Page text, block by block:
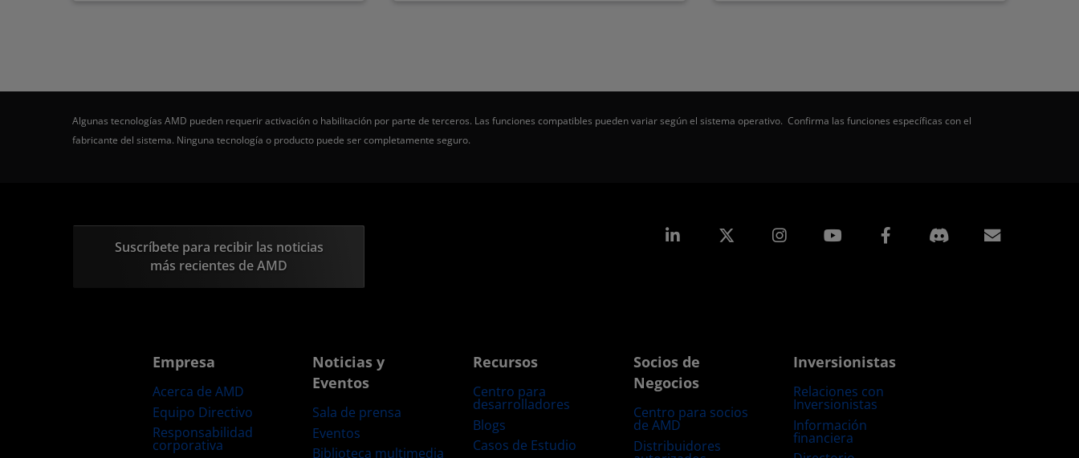
Algunas tecnologías AMD pueden requerir activación o habilitación por parte de terceros. Las funciones compatibles pueden variar según el sistema operativo. Confirma las funciones específicas con el
fabricante del sistema. Ninguna tecnología o producto puede ser completamente seguro.
Suscríbete para recibir las noticias
más recientes de AMD
LinkedIn Instagram Facebook
Empresa
Acerca de AMD
Equipo Directivo
Responsabilidad
corporativa
Noticias y
Eventos
Sala de prensa
Eventos
Biblioteca multimedia
Recursos
Centro para
desarrolladores
Blogs
Casos de Estudio
Socios de
Negocios
Centro para socios
de AMD
Distribuidores
Inversionistas
Relaciones con
Inversionistas
Información
financiera